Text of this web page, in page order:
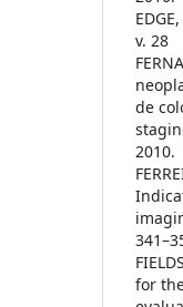
v. 28
de
2010.
for